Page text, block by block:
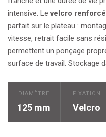
intensive. Levelcro
parfait sur le plateau :
vitesse, retrait facile sans
permettent un ponçage
surface de travail. Stockage
DIAMÈTRE
125 mm
FIXATION
Velcro